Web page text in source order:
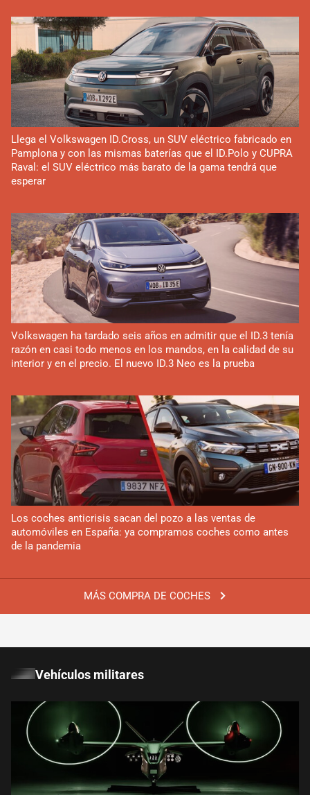
MÁS COMPRA DE COCHES
Llega el Volkswagen ID.Cross, un SUV eléctrico fabricado en
Pamplona y con las mismas baterías que el ID.Polo y CUPRA
Raval: el SUV eléctrico más barato de la gama tendrá que
esperar
Volkswagen ha tardado seis años en admitir que el ID.3 tenía
razón en casi todo menos en los mandos, en la calidad de su
interior y en el precio. El nuevo ID.3 Neo es la prueba
Los coches anticrisis sacan del pozo a las ventas de
automóviles en España: ya compramos coches como antes
de la pandemia
Vehículos militares